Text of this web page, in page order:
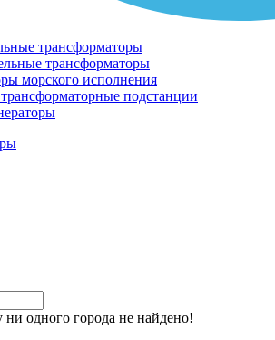
трансформаторы
трансформаторы
морского исполнения
подстанции
одного города не найдено!